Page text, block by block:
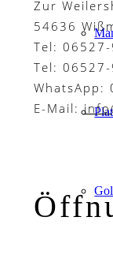
Zur
54636
Tel:
Tel:
WhatsApp:
E-Mail: